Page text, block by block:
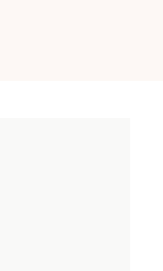
personal!! Mil